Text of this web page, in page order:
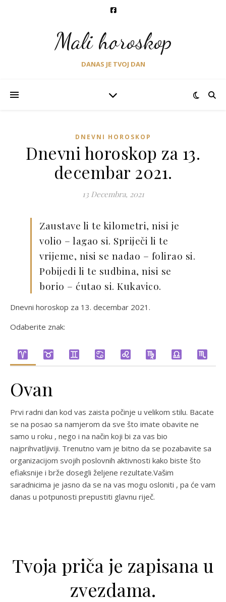
Mali horoskop
DANAS JE TVOJ DAN
DNEVNI HOROSKOP
Dnevni horoskop za 13.
decembar 2021.
13 Decembra, 2021
Zaustave li te kilometri, nisi je
volio – lagao si. Spriječi li te
vrijeme, nisi se nadao – folirao si.
Pobijedi li te sudbina, nisi se
borio – ćutao si. Kukavico.
Dnevni horoskop za 13. decembar 2021.
Odaberite znak:
Ovan
Prvi radni dan kod vas zaista počinje u velikom stilu. Bacate
se na posao sa namjerom da sve što imate obavite ne
samo u roku , nego i na način koji bi za vas bio
najprihvatljiviji. Trenutno vam je bitno da se pozabavite sa
organizacijom svojih poslovnih aktivnosti kako biste što
efiaksnije i brže dosegli željene rezultate.Vašim
saradnicima je jasno da se na vas mogu osloniti , pa će vam
danas u potpunosti prepustiti glavnu riječ.
Tvoja priča je zapisana u
zvezdama.